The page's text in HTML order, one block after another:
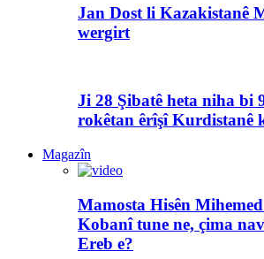
Jan Dost li Kazakistanê
wergirt
Ji 28 Şibatê heta niha bi
rokêtan êrîşî Kurdistanê
Magazîn
Mamosta Hisên
Kobanî tune ne, çima
Ereb e?